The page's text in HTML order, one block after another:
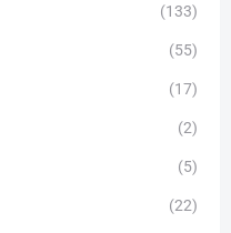
(133)
(55)
(17)
(2)
(5)
(22)